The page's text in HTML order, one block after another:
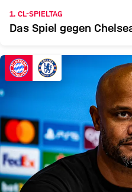
1. CL-SPIELTAG
Das Spiel gegen